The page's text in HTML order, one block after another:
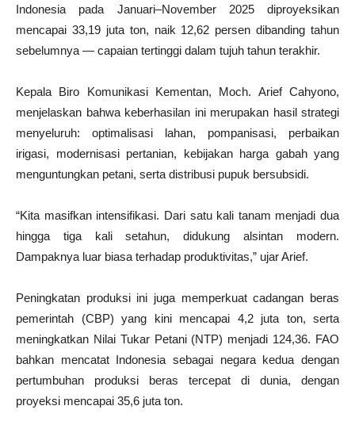
Indonesia pada Januari–November 2025 diproyeksikan
mencapai 33,19 juta ton, naik 12,62 persen dibanding tahun
sebelumnya — capaian tertinggi dalam tujuh tahun terakhir.
Kepala Biro Komunikasi Kementan, Moch. Arief Cahyono,
menjelaskan bahwa keberhasilan ini merupakan hasil strategi
menyeluruh: optimalisasi lahan, pompanisasi, perbaikan
irigasi, modernisasi pertanian, kebijakan harga gabah yang
menguntungkan petani, serta distribusi pupuk bersubsidi.
“Kita masifkan intensifikasi. Dari satu kali tanam menjadi dua
hingga tiga kali setahun, didukung alsintan modern.
Dampaknya luar biasa terhadap produktivitas,” ujar Arief.
Peningkatan produksi ini juga memperkuat cadangan beras
pemerintah (CBP) yang kini mencapai 4,2 juta ton, serta
meningkatkan Nilai Tukar Petani (NTP) menjadi 124,36. FAO
bahkan mencatat Indonesia sebagai negara kedua dengan
pertumbuhan produksi beras tercepat di dunia, dengan
proyeksi mencapai 35,6 juta ton.